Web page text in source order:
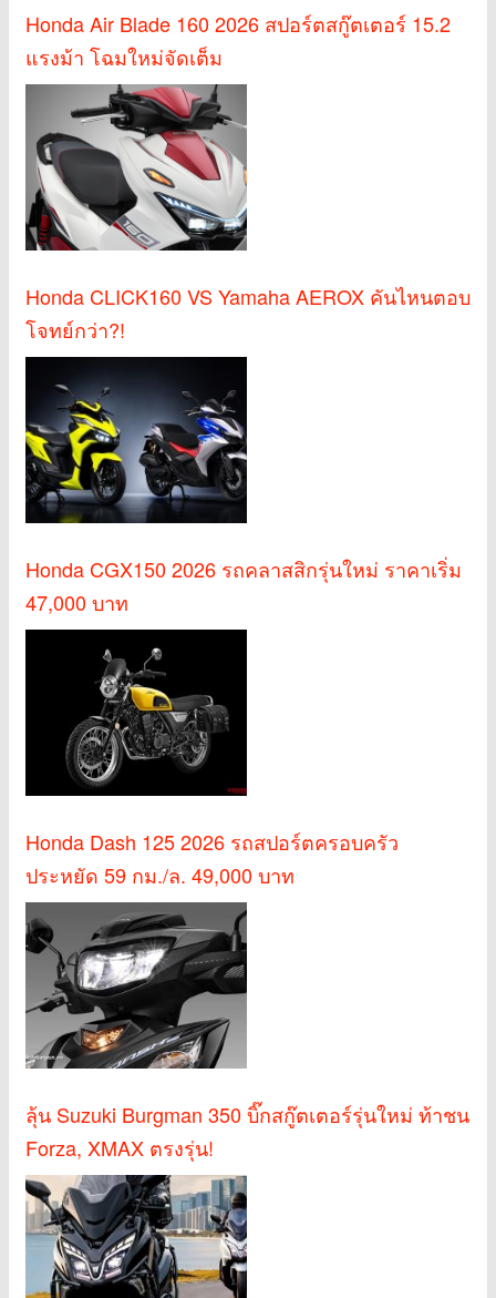
Honda Air Blade 160 2026 สปอร์ตสกู๊ตเตอร์ 15.2
แรงม้า โฉมใหม่จัดเต็ม
Honda CLICK160 VS Yamaha AEROX คันไหนตอบ
โจทย์กว่า?!
Honda CGX150 2026 รถคลาสสิกรุ่นใหม่ ราคาเริ่ม
47,000 บาท
Honda Dash 125 2026 รถสปอร์ตครอบครัว
ประหยัด 59 กม./ล. 49,000 บาท
ลุ้น Suzuki Burgman 350 บิ๊กสกู๊ตเตอร์รุ่นใหม่ ท้าชน
Forza, XMAX ตรงรุ่น!